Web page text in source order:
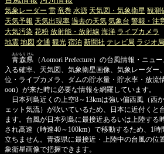
気象レーダー 雷 竜巻 水源 天気図・気象衛星 観測
天気予報 天気出現率 過去の天気 気象台 警報・注
大気汚染 花粉 放射能・放射線 海洋 ライブカメラ
地震 地図 交通 観光 宿泊 新聞社 テレビ局 ラジオ局
青森県
あおもり けん
（Aomori Prefecture）の台風情報・ニュ
入る確率、天気図、気象衛星画像、気象レーダー
位・ライブカメラ、ダムの貯水量・貯水率・放流
oon）が来た時に必要な情報を網羅しています。
日本列島近くの上空8～13kmは強い偏西風（西
ェット気流）が吹いているため、日本に近付くと
ます。台風が日本列島に最接近あるいは上陸する
され高速（時速40～100km）で移動するため、1
立ちません。青森県に最接近・上陸中の台風の位
象衛星画像で把握できます。